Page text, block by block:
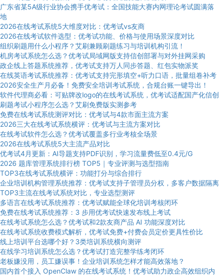
广东省某5A级行业协会携手优考试：全国技能大赛内网理论考试圆满落
地
2026在线考试系统5大维度对比：优考试vs友商
2026在线考试软件选型：优考试功能、价格与使用场景深度对比
组织刷题用什么小程序？艾刷兼顾刷题练习与培训机构引流！
机房考试系统怎么选？优考试局域网版支持信创部署与对外挂网采购
政企线上答题系统推荐，优考试支持万人同步答题、红包实物派奖
在线英语考试系统推荐：优考试支持完形填空+听力口语，批量组卷补考
2026安全生产月必备！免费安全培训考试系统，合规台账一键导出！
软件代理商必看：可贴牌改logo的在线考试系统，优考试适配国产化信创
刷题考试小程序怎么选？艾刷免费版实测参考
免费在线考试系统测评对比：优考试与4款市面主流方案
2026三大在线考试系统横评：优考试与主流方案对比
在线考试软件怎么选？优考试覆盖多行业考核全场景
2026在线考试系统5大主流产品对比
优考试4月更新：AI导题支持PDF识别，学习流量费低至0.4元/G
2026 题库管理系统排行榜 TOP5｜专业评测与选型指南
TOP3在线考试系统横评：功能打分与综合排行
企业培训机构管理系统推荐：优考试支持子管理员分权，多客户数据隔离
TOP3主流在线考试系统对比，专业选型测评
多语言在线考试系统推荐：优考试赋能全球化培训考核闭环
免费在线考试系统推荐：3 步用优考试快速发布线上考试
在线考试系统怎么选？优考试和2款友商产品 AI 功能深度对比
在线考试系统收费模式解析，优考试免费+付费会员定价更具性价比
线上培训平台选哪个好？3类培训系统横向测评
在线学习培训系统怎么选？优考试打造完整学练考闭环
老板嫌没用，员工嫌误事！企业培训系统怎样才能高效落地？
国内首个接入 OpenClaw 的在线考试系统！优考试助力政企高效组织内